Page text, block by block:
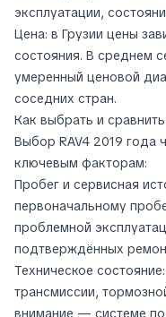
эксплуатации,
Цена: в Грузии цены
состояния. В среднем
умеренный ценовой
соседних стран.
Как выбрать и
Выбор RAV4 2019 года
ключевым факторам:
Пробег и сервисная
первоначальному
проблемной
подтверждённых
Техническое
трансмиссии,
внимание — системе